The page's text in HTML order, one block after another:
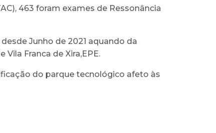
463 foram exames de Ressonância
Junho de 2021 aquando da
Franca de Xira,EPE.
do parque tecnológico afeto às